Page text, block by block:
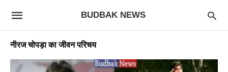
BUDBAK NEWS
नीरज चोपड़ा का जीवन परिचय